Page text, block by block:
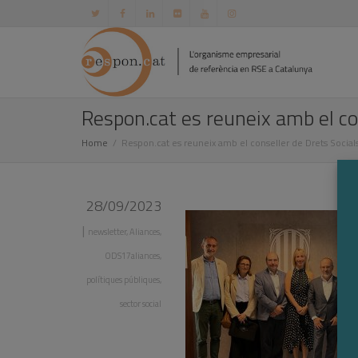
Respon.cat es reuneix amb el
Home Respon.cat es reuneix amb el conseller de Drets
28/09/2023
| newsletter, Aliances
ODS17aliances
polítiques públiques
sector social